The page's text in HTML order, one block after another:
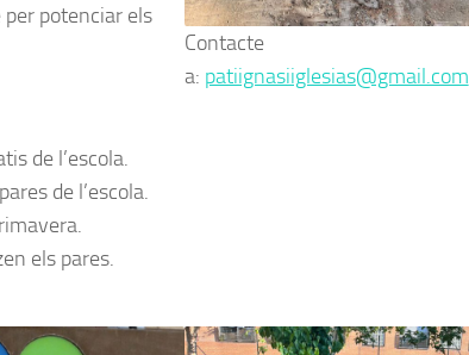
per potenciar els
de l’escola.
de l’escola.
els pares.
Contacte
a: patiignasiiglesias@gmail.com